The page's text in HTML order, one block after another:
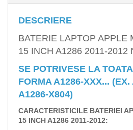
DESCRIERE
BATERIE LAPTOP APPLE
15 INCH A1286 2011-2012
SE POTRIVESE LA
FORMA A1286-XXX...
A1286-X804)
CARACTERISTICILE BATERIEI
15 INCH A1286 2011-2012: